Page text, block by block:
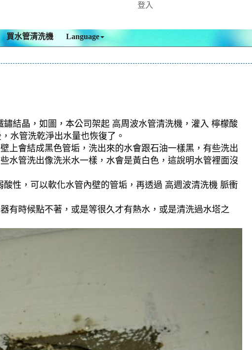
登入
買水管清洗機 Language
結晶，如圖，本公司架起 高周波水管清洗機，灌入 檸檬酸
水管洗乾淨出水量也恢復了。
上會結成黑色管垢，洗出來的水會跟石油一樣黑，有些洗出
水管洗出像洗米水一樣，水會是黃白色，這說明水管裡面沒
性，可以軟化水管內壁的管垢，再透過 高週波清洗機 脈衝
有時候點不著，或是等很久才有熱水，或是清洗過水塔之